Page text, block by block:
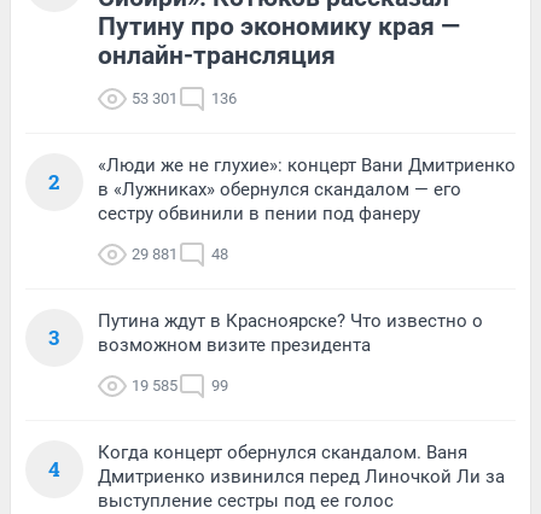
Путину про экономику края —
онлайн-трансляция
53 301 136
2
«Люди же не глухие»: концерт Вани Дмитриенко
в «Лужниках» обернулся скандалом — его
сестру обвинили в пении под фанеру
29 881 48
3
Путина ждут в Красноярске? Что известно о
возможном визите президента
19 585 99
4
Когда концерт обернулся скандалом. Ваня
Дмитриенко извинился перед Линочкой Ли за
выступление сестры под ее голос